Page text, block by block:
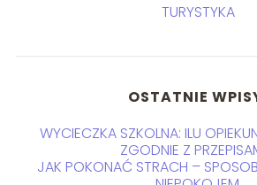
TURYSTYKA
OSTATNIE
WYCIECZKA SZKOLNA: ILU
ZGODNIE Z
JAK POKONAĆ STRACH –